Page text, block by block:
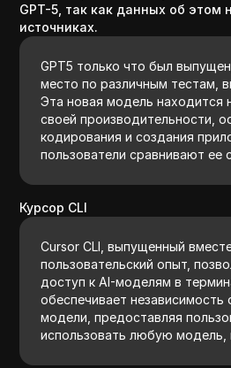
GPT-5, так как данных об этом
источниках.
GPT5 только что был
место по различным тестам,
Эта новая модель находится
своей производительности,
кодирования и создания
пользователи сравнивают ее
Курсор CLI
Cursor CLI, выпущенный
пользовательский опыт,
доступ к AI-моделям в
обеспечивает независимость
модели, предоставляя
использовать любую модель,